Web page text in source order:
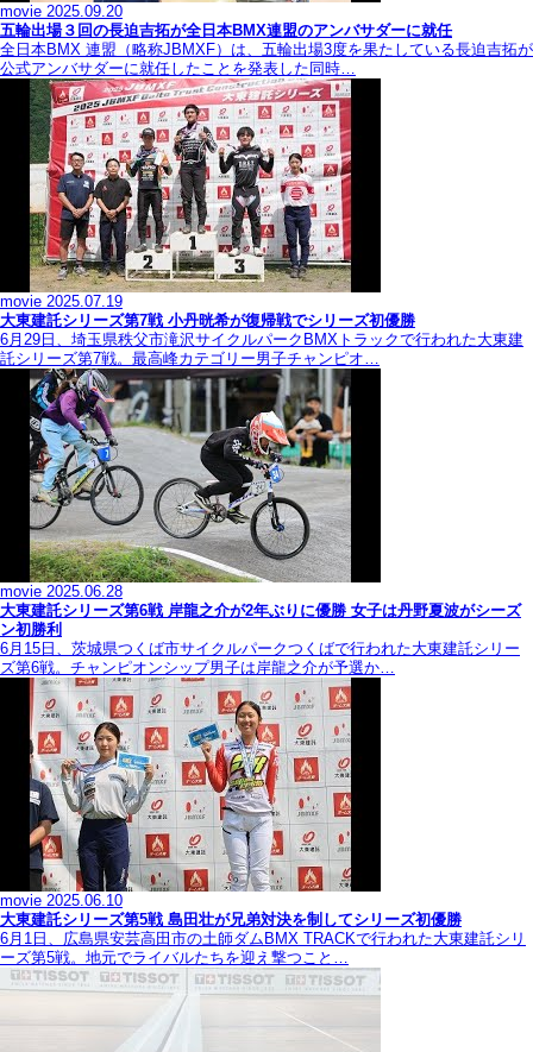
movie 2025.09.20
五輪出場３回の長迫吉拓が全日本BMX連盟のアンバサダーに就任
全日本BMX 連盟（略称JBMXF）は、五輪出場3度を果たしている長迫吉拓が
公式アンバサダーに就任したことを発表した同時…
movie 2025.07.19
大東建託シリーズ第7戦 ⼩丹晄希が復帰戦でシリーズ初優勝
6月29日、埼玉県秩父市滝沢サイクルパークBMXトラックで行われた大東建
託シリーズ第7戦。最高峰カテゴリー男子チャンピオ…
movie 2025.06.28
大東建託シリーズ第6戦 岸龍之介が2年ぶりに優勝 女子は丹野夏波がシーズ
ン初勝利
6月15日、茨城県つくば市サイクルパークつくばで行われた大東建託シリー
ズ第6戦。チャンピオンシップ男子は岸龍之介が予選か…
movie 2025.06.10
大東建託シリーズ第5戦 島田壮が兄弟対決を制してシリーズ初優勝
6月1日、広島県安芸高田市の土師ダムBMX TRACKで行われた大東建託シリ
ーズ第5戦。地元でライバルたちを迎え撃つこと…